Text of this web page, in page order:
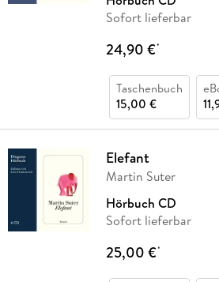
Sofort lieferbar
24,90 €*
Taschenbuch
15,00 €
Elefant
Martin Suter
Hörbuch CD
Sofort lieferbar
25,00 €*